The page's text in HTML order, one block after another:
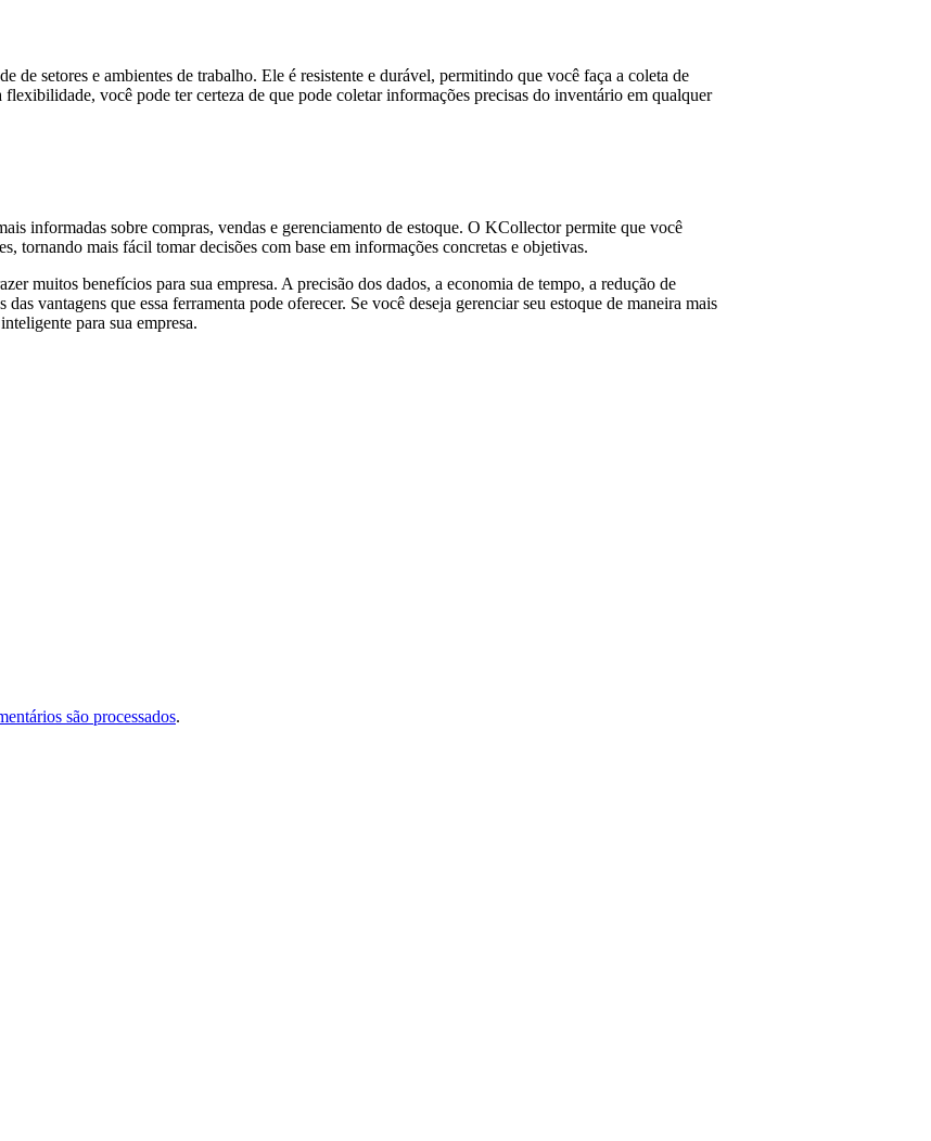
setores e ambientes de trabalho. Ele é resistente e durável, permitindo que você faça a coleta de
você pode ter certeza de que pode coletar informações precisas do inventário em qualquer
informadas sobre compras, vendas e gerenciamento de estoque. O KCollector permite que você
tornando mais fácil tomar decisões com base em informações concretas e objetivas.
muitos benefícios para sua empresa. A precisão dos dados, a economia de tempo, a redução de
vantagens que essa ferramenta pode oferecer. Se você deseja gerenciar seu estoque de maneira mais
para sua empresa.
são processados.